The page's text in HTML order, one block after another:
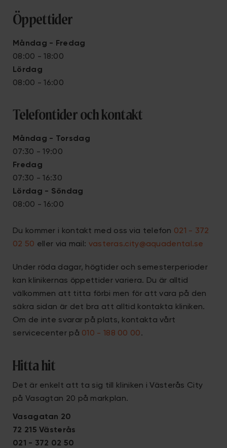
Öppettider
Måndag - Fredag
08:00 - 18:00
Lördag
08:00 - 16:00
Telefontider och kontakt
Måndag - Torsdag
07:30 - 19:00
Fredag
07:30 - 16:30
Lördag - Söndag
08:00 - 16:00
Du kommer i kontakt med oss via telefon 021 - 372
02 50 eller via mail: vasteras.city@aquadental.se
Under röda dagar, högtider och semesterperioder
kan klinikernas öppettider variera. Du är alltid
välkommen att titta förbi men för att vara på den
säkra sidan är det bra att alltid kontakta kliniken.
Om de inte svarar på plats, kontakta vårt
servicecenter på 010 - 188 00 00.
Hitta hit
Det är enkelt att ta sig till kliniken i Västerås City
på Vasagtan 20 på markplan.
Vasagatan 20
72 215 Västerås
021 - 372 02 50